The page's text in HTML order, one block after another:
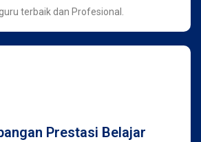
terbaik dan Profesional.
Prestasi Belajar